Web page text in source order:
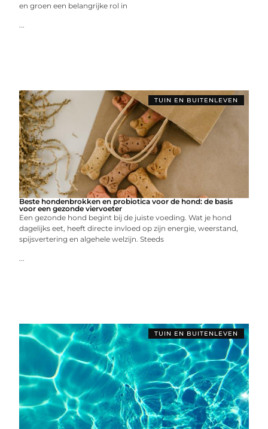
en groen een belangrijke rol in
...
TUIN EN BUITENLEVEN
Beste hondenbrokken en probiotica voor de hond: de basis
voor een gezonde viervoeter
Een gezonde hond begint bij de juiste voeding. Wat je hond
dagelijks eet, heeft directe invloed op zijn energie, weerstand,
spijsvertering en algehele welzijn. Steeds
...
TUIN EN BUITENLEVEN